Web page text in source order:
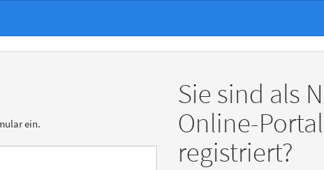
ein.
Sie sind als
Online-
registriert?